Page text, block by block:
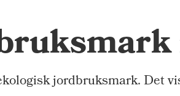
jordbruksmark. Det